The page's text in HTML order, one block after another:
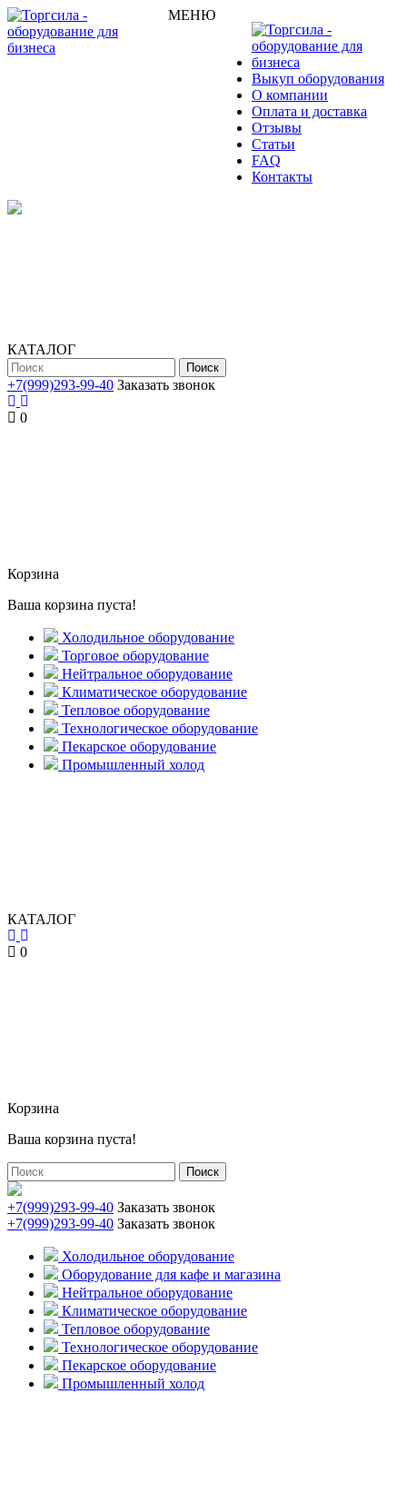
МЕНЮ
Выкуп оборудования
О компании
Оплата и доставка
Отзывы
Статьи
FAQ
Контакты
КАТАЛОГ
Поиск
+7(999)293-99-40 Заказать звонок
0
Корзина
Ваша корзина пуста!
Холодильное оборудование
Торговое оборудование
Нейтральное оборудование
Климатическое оборудование
Тепловое оборудование
Технологическое оборудование
Пекарское оборудование
Промышленный холод
КАТАЛОГ
0
Корзина
Ваша корзина пуста!
Поиск
+7(999)293-99-40 Заказать звонок
+7(999)293-99-40 Заказать звонок
Холодильное оборудование
Оборудование для кафе и магазина
Нейтральное оборудование
Климатическое оборудование
Тепловое оборудование
Технологическое оборудование
Пекарское оборудование
Промышленный холод